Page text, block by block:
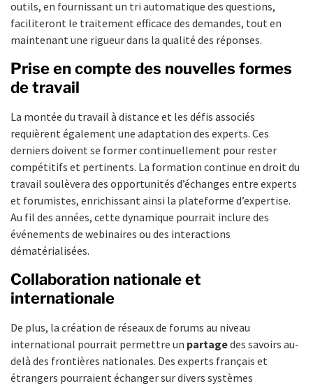
outils, en fournissant un tri automatique des questions,
faciliteront le traitement efficace des demandes, tout en
maintenant une rigueur dans la qualité des réponses.
Prise en compte des nouvelles formes
de travail
La montée du travail à distance et les défis associés
requièrent également une adaptation des experts. Ces
derniers doivent se former continuellement pour rester
compétitifs et pertinents. La formation continue en droit du
travail soulèvera des opportunités d’échanges entre experts
et forumistes, enrichissant ainsi la plateforme d’expertise.
Au fil des années, cette dynamique pourrait inclure des
événements de webinaires ou des interactions
dématérialisées.
Collaboration nationale et
internationale
De plus, la création de réseaux de forums au niveau
international pourrait permettre un partagedes savoirs au-
delà des frontières nationales. Des experts français et
étrangers pourraient échanger sur divers systèmes